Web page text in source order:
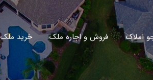
املاک فروش و اجاره ملک خرید ملک